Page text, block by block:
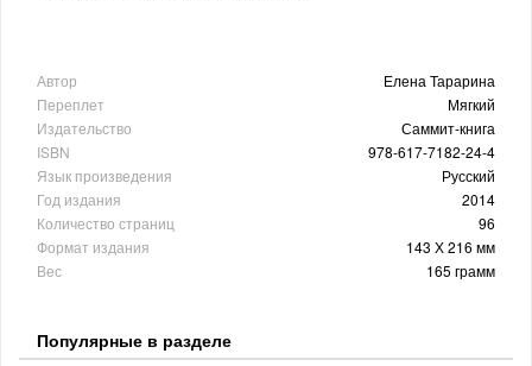
Автор
Елена Тарарина
Переплет
Мягкий
Издательство
Саммит-книга
ISBN
978-617-7182-24-4
Язык произведения
Русский
Год издания
2014
Количество страниц
96
Формат издания
143 Х 216 мм
Вес
165 грамм
Популярные в разделе